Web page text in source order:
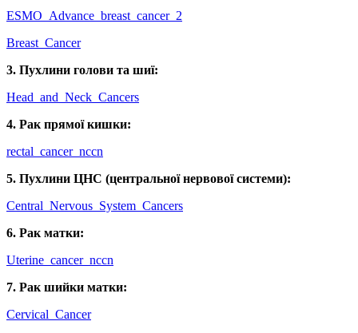
ESMO_Advance_breast_cancer_2
Breast_Cancer
3. Пухлини голови та шиї:
Head_and_Neck_Cancers
4. Рак прямої кишки:
rectal_cancer_nccn
5. Пухлини ЦНС (центральної нервової системи):
Central_Nervous_System_Cancers
6. Рак матки:
Uterine_cancer_nccn
7. Рак шийки матки:
Cervical_Cancer